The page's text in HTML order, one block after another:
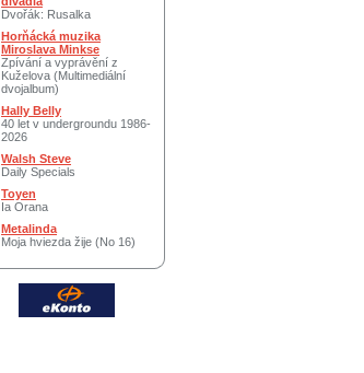
Dvořák: Rusalka
Horňácká muzika
Miroslava Minkse
Zpívání a vyprávění z
Kuželova (Multimediální
dvojalbum)
Hally Belly
40 let v undergroundu 1986-
2026
Walsh Steve
Daily Specials
Toyen
Ia Orana
Metalinda
Moja hviezda žije (No 16)